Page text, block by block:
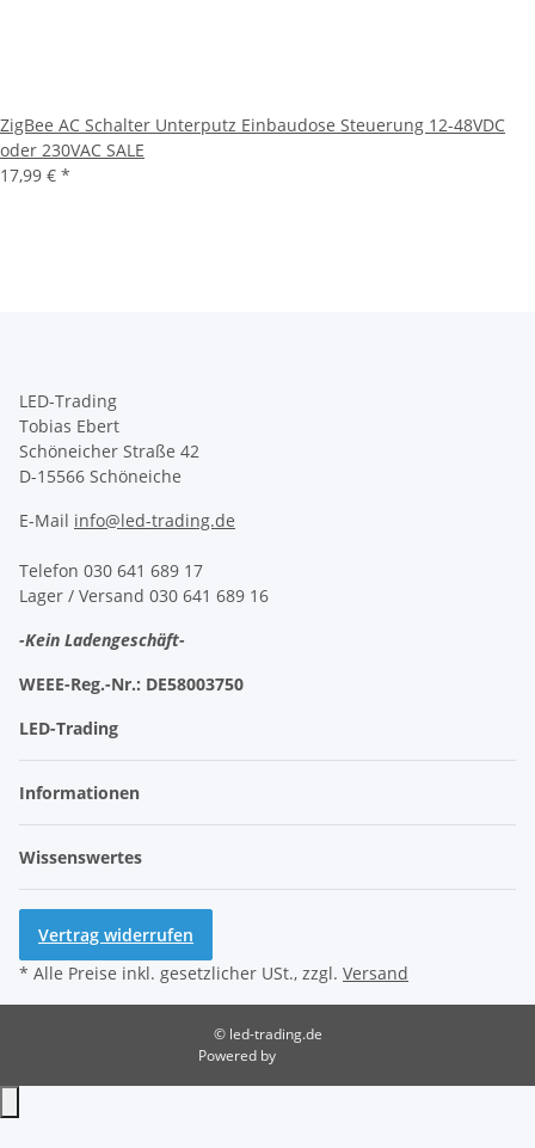
ZigBee AC Schalter Unterputz Einbaudose Steuerung 12-48VDC
oder 230VAC SALE
17,99 € *
LED-Trading
Tobias Ebert
Schöneicher Straße 42
D-15566 Schöneiche
E-Mail info@led-trading.de
Telefon 030 641 689 17
Lager / Versand 030 641 689 16
-Kein Ladengeschäft-
WEEE-Reg.-Nr.: DE58003750
LED-Trading
Informationen
Wissenswertes
Vertrag widerrufen
* Alle Preise inkl. gesetzlicher USt., zzgl. Versand
© led-trading.de
Powered by